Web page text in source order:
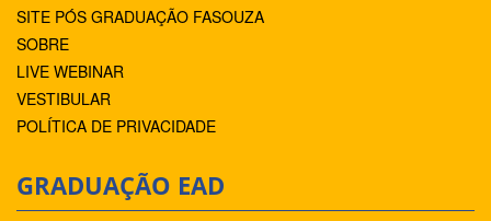
SITE PÓS GRADUAÇÃO FASOUZA
SOBRE
LIVE WEBINAR
VESTIBULAR
POLÍTICA DE PRIVACIDADE
GRADUAÇÃO EAD